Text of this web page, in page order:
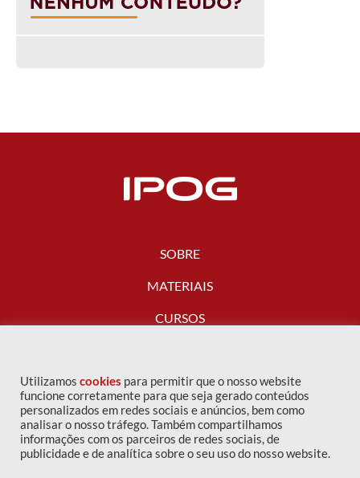
SOBRE
MATERIAIS
CURSOS
FALE CONOSCO
Utilizamos cookies para permitir que o nosso website
funcione corretamente para que seja gerado conteúdos
personalizados em redes sociais e anúncios, bem como
analisar o nosso tráfego. Também compartilhamos
informações com os parceiros de redes sociais, de
publicidade e de analítica sobre o seu uso do nosso website.